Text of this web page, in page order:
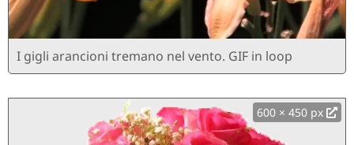
I gigli arancioni tremano nel vento. GIF in loop
600 × 450 px